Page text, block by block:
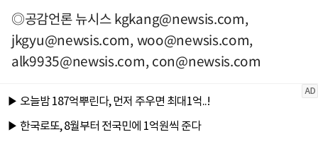
◎공감언론 뉴시스kgkang@newsis.com,
jkgyu@newsis.com,woo@newsis.com,
alk9935@newsis.com,con@newsis.com